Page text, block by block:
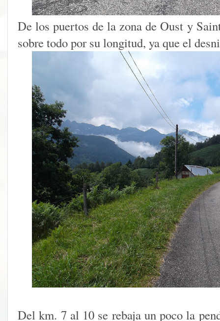
De los puertos de la zona de Oust y
sobre todo por su longitud, ya que el
Del km. 7 al 10 se rebaja un poco la